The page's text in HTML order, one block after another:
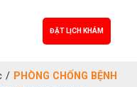
ĐẶT LỊCH KHÁM
/ PHÒNG CHỐNG BỆNH